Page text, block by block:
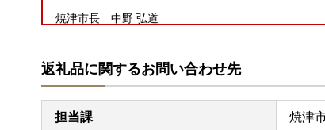
焼津市長 中野 弘道
ふるさと納税をいただいた皆様のご負担を軽減する
アプリ「IAM」が誕生いたしました。
※申請には「マイナンバーカード」が必要です
※App Store もしくは Google Play から「IAM（アイ
返礼品に関するお問い合わせ先
担当課 焼津